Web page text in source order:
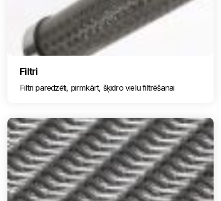
Filtri
Filtri paredzēti, pirmkārt, šķidro vielu filtrēšanai